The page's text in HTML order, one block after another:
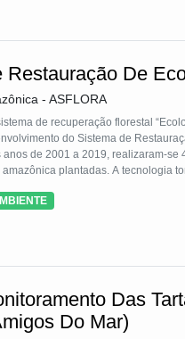
De
- ASFLORA
de recuperação florestal
do Sistema de
de 2001 a 2019, realizaram-se
plantadas. A tecnologia
promover o retorno da
Das
Do Mar)